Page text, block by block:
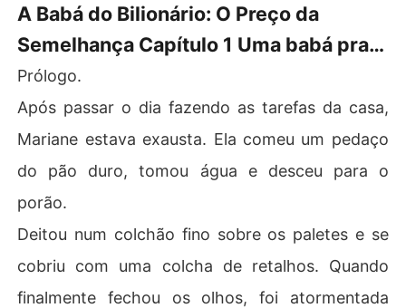
avés de Evelyne, ele não sabe que a sua esposa Marian
e ainda respira... e que o segredo que mantém essa fam
ava limpar antes de se tornar a esposa substituta.
A Babá do Bilionário: O Preço da
Semelhança Capítulo 1 Uma babá pra
minha filha
Prólogo.
Após passar o dia fazendo as tarefas da casa,
Mariane estava exausta. Ela comeu um pedaço
do pão duro, tomou água e desceu para o
porão.
Deitou num colchão fino sobre os paletes e se
cobriu com uma colcha de retalhos. Quando
finalmente fechou os olhos, foi atormentada